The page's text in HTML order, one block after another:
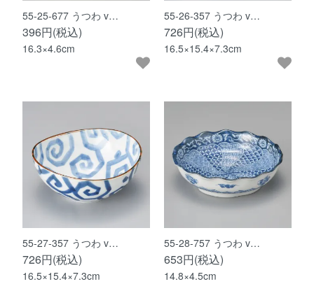
55-25-677 うつわ v…
396円(税込)
16.3×4.6cm
55-26-357 うつわ v…
726円(税込)
16.5×15.4×7.3cm
55-27-357 うつわ v…
726円(税込)
16.5×15.4×7.3cm
55-28-757 うつわ v…
653円(税込)
14.8×4.5cm